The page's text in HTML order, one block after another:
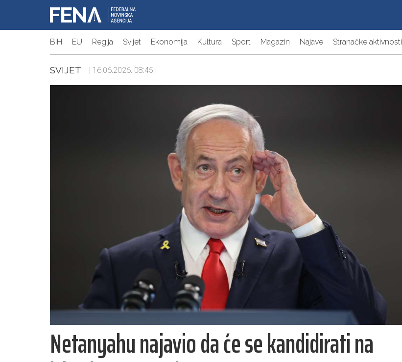
BiH EU Regija Svijet Ekonomija Kultura Sport Magazin Najave Stranačke aktivnosti
SVIJET | 16.06.2026. 08:45 |
Netanyahu najavio da će se kandidirati na